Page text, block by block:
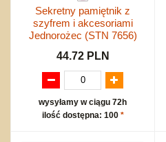
Sekretny pamiętnik z
szyfrem i akcesoriami
Jednorożec (STN 7656)
44.72 PLN
wysyłamy w ciągu 72h
ilość dostępna: 100 *